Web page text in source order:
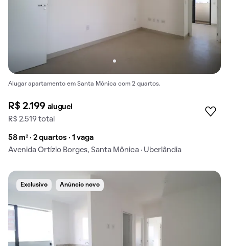
Alugar apartamento em Santa Mônica com 2 quartos.
R$ 2.199 aluguel
R$ 2.519 total
58 m² · 2 quartos · 1 vaga
Avenida Ortízio Borges, Santa Mônica · Uberlândia
Exclusivo Anúncio novo